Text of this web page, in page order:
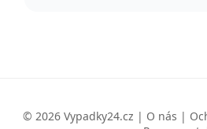
© 2026 Vypadky24.cz | O nás |